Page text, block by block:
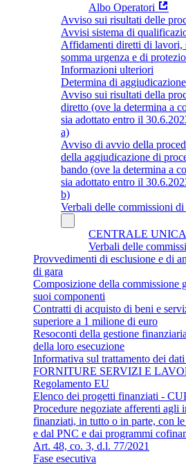
Albo Operatori
Avviso sui risultati delle
Avvisi sistema di
Affidamenti diretti di lavori,
somma urgenza e di
Informazioni ulteriori
Determina di aggiudicazione
Avviso sui risultati della
diretto (ove la determina a
sia adottato entro il
a)
Avviso di avvio della
della aggiudicazione di
bando (ove la determina a
sia adottato entro il
b)
Verbali delle commissioni di
CENTRALE
Verbali delle
Provvedimenti di esclusione e di
di gara
Composizione della commissione
suoi componenti
Contratti di acquisto di beni e
superiore a 1 milione di euro
Resoconti della gestione
della loro esecuzione
Informativa sul trattamento dei
FORNITURE SERVIZI E
Regolamento EU
Elenco dei progetti finanziati -
Procedure negoziate afferenti agli
finanziati, in tutto o in parte, con
e dal PNC e dai programmi
Art. 48, co. 3, d.l. 77/2021
Fase esecutiva